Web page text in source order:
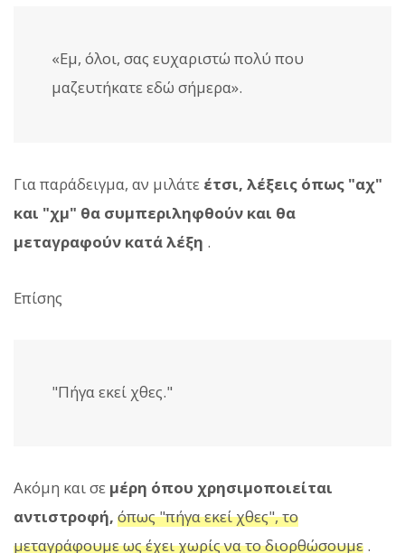
«Εμ, όλοι, σας ευχαριστώ πολύ που
μαζευτήκατε εδώ σήμερα».
Για παράδειγμα, αν μιλάτε έτσι, λέξεις όπως "αχ"
και "χμ" θα συμπεριληφθούν και θα
μεταγραφούν κατά λέξη .
Επίσης
"Πήγα εκεί χθες."
Ακόμη και σε μέρη όπου χρησιμοποιείται
αντιστροφή, όπως "πήγα εκεί χθες", το
μεταγράφουμε ως έχει χωρίς να το διορθώσουμε .